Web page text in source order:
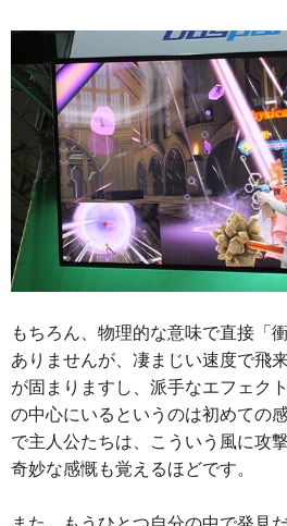
もちろん、物理的な意味で直接「
ありませんが、凄まじい速度で飛
が固まりますし、派手なエフェク
の中心にいるというのは初めての
で主人公たちは、こういう風に攻
奇妙な感慨も覚えるほどです。